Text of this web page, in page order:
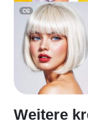
Weitere